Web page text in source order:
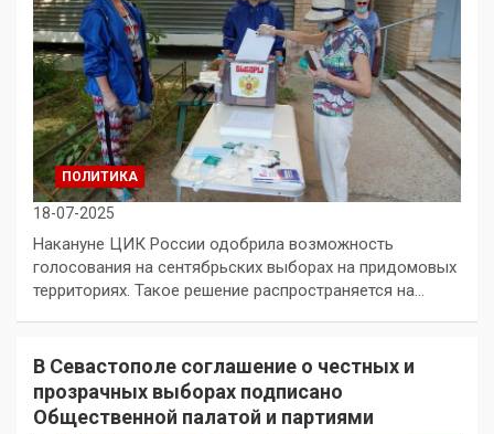
ПОЛИТИКА
18-07-2025
Накануне ЦИК России одобрила возможность
голосования на сентябрьских выборах на придомовых
территориях. Такое решение распространяется на…
В Севастополе соглашение о честных и
прозрачных выборах подписано
Общественной палатой и партиями